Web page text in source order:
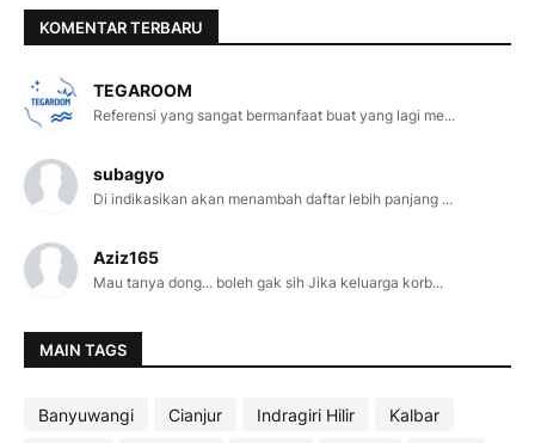
KOMENTAR TERBARU
TEGAROOM
Referensi yang sangat bermanfaat buat yang lagi me...
subagyo
Di indikasikan akan menambah daftar lebih panjang ...
Aziz165
Mau tanya dong... boleh gak sih Jika keluarga korb...
MAIN TAGS
Banyuwangi Cianjur Indragiri Hilir
Kalbar